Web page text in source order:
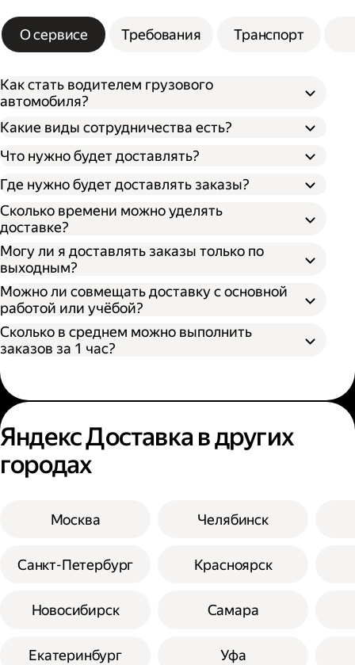
О сервисе Требования Транспорт
Как стать водителем грузового
автомобиля?
Какие виды сотрудничества есть?
Через парк;
Через парк как самозанятый;
Как самозанятый;
Что нужно будет доставлять?
Где нужно будет доставлять заказы?
Сколько времени можно уделять
доставке?
Могу ли я доставлять заказы только по
выходным?
Можно ли совмещать доставку с основной
работой или учёбой?
Сколько в среднем можно выполнить
заказов за 1 час?
Яндекс Доставка в других
городах
Москва
Санкт-Петербург
Новосибирск
Екатеринбург
Челябинск
Красноярск
Самара
Уфа